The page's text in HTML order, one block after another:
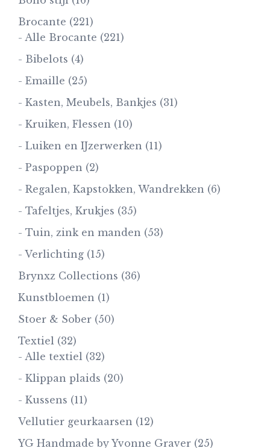
Brocante (221)
- Alle Brocante (221)
- Bibelots (4)
- Emaille (25)
- Kasten, Meubels, Bankjes (31)
- Kruiken, Flessen (10)
- Luiken en IJzerwerken (11)
- Paspoppen (2)
- Regalen, Kapstokken, Wandrekken (6)
- Tafeltjes, Krukjes (35)
- Tuin, zink en manden (53)
- Verlichting (15)
Brynxz Collections (36)
Kunstbloemen (1)
Stoer & Sober (50)
Textiel (32)
- Alle textiel (32)
- Klippan plaids (20)
- Kussens (11)
Vellutier geurkaarsen (12)
YG Handmade by Yvonne Graver (25)